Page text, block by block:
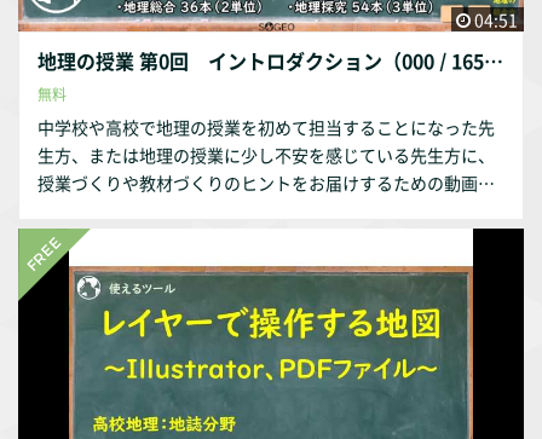
04:51
地理の授業 第0回 イントロダクション（000 / 165）
無料
中学校や高校で地理の授業を初めて担当することになった先
生方、または地理の授業に少し不安を感じている先生方に、
授業づくりや教材づくりのヒントをお届けするための動画シ
地理90本（地理総合36本、地理探究54本））構成となってい
ます。イントロダクションは無料動画となっています。 次の
動画 https://filmuy.com/chirisogeo/video/1104362336